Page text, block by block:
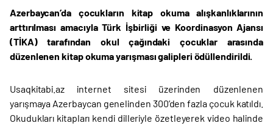
Azerbaycan’da çocukların kitap okuma alışkanlıklarının
arttırılması amacıyla Türk İşbirliği ve Koordinasyon Ajansı
(TİKA) tarafından okul çağındaki çocuklar arasında
düzenlenen kitap okuma yarışması galipleri ödüllendirildi.
Usaqkitabi.az internet sitesi üzerinden düzenlenen
yarışmaya Azerbaycan genelinden 300’den fazla çocuk katıldı.
Okudukları kitapları kendi dilleriyle özetleyerek video halinde